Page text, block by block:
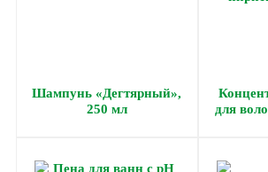
Шампунь «Дегтярный»,
250 мл
для